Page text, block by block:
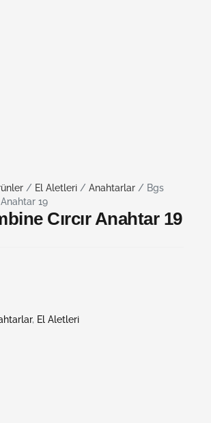
/ El Aletleri / Anahtarlar / Bgs
Anahtar 19
Cırcır Anahtar 19
, El Aletleri